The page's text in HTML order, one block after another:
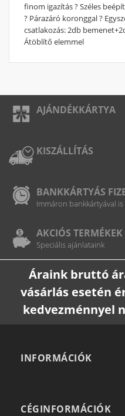
finom igazítás ? Széles
? Párazáró koronggal ?
csatlakozás: 2db
Átöblítő elemmel
AJÁNDÉKKÁRTYA
KISZÁLLÍTÁS
BANKKÁRTYÁS
Immáron bankkártyával
AKCIÓS TERMÉKEK
Speciális ajánlataink
Áraink bruttó
vásárlás esetén
kedvezménnyel
INFORMÁCIÓK
CÉGINFORMÁCIÓK